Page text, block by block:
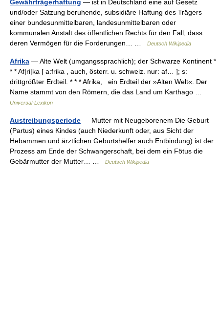
Gewährträgerhaftung — ist in Deutschland eine auf Gesetz
und/oder Satzung beruhende, subsidiäre Haftung des Trägers
einer bundesunmittelbaren, landesunmittelbaren oder
kommunalen Anstalt des öffentlichen Rechts für den Fall, dass
deren Vermögen für die Forderungen… …
Deutsch Wikipedia
Afrika — Alte Welt (umgangssprachlich); der Schwarze Kontinent *
* * Af|ri|ka [ a:frika , auch, österr. u. schweiz. nur: af… ]; s:
drittgrößter Erdteil. * * * Afrika, ein Erdteil der »Alten Welt«. Der
Name stammt von den Römern, die das Land um Karthago …
Universal-Lexikon
Austreibungsperiode — Mutter mit Neugeborenem Die Geburt
(Partus) eines Kindes (auch Niederkunft oder, aus Sicht der
Hebammen und ärztlichen Geburtshelfer auch Entbindung) ist der
Prozess am Ende der Schwangerschaft, bei dem ein Fötus die
Gebärmutter der Mutter… …
Deutsch Wikipedia